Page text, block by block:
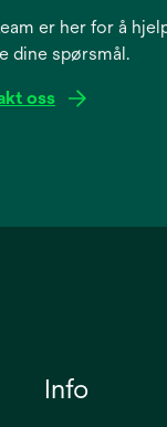
er her for å
dine spørsmål.
oss
Info